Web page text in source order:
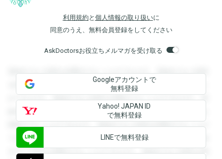
利用規約 と 個人情報の取り扱いに
同意のうえ、無料会員登録をしてください
AskDoctorsお役立ちメルマガを受け取る
登録すると回答を閲覧することができます。登録すると回答
を閲覧することができます。登録すると回答を閲覧すること
ができます。登録すると回答を閲覧することができます。登
録すると回答を閲覧することができます。登録すると回答を
閲覧することができます。登録すると回答を閲覧することが
できます。登録すると回答を閲覧することができます。登録
すると回答を閲覧することができます。登録すると回答を閲
Googleアカウントで
無料登録
Yahoo! JAPAN ID
で無料登録
LINEで無料登録